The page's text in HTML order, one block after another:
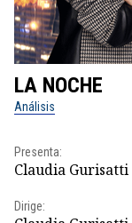
LA NOCHE
Análisis
Presenta:
Claudia Gurisatti
Dirige: